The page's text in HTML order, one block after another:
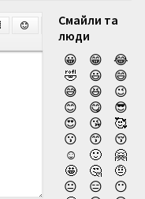
Смайли та
люди
😀
😁
😂
🤣
😃
😄
😅
😆
😉
😊
😋
😎
😍
😘
🥰
😗
😙
😚
☺️
🙂
🤗
🤩
🤔
🤨
😐
😑
😶